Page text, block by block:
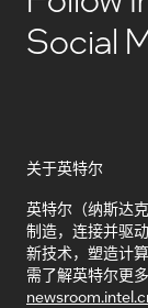
Social
关于英特尔
英特尔（纳斯达
制造，连接并驱
新技术，塑造计
需了解英特尔更